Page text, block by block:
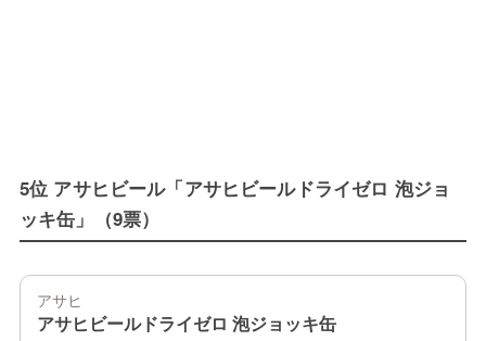
5位 アサヒビール「アサヒビールドライゼロ 泡ジョ
ッキ缶」（9票）
アサヒ
アサヒビールドライゼロ 泡ジョッキ缶